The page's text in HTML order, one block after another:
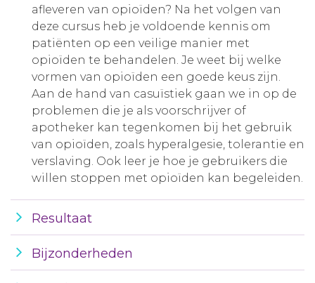
afleveren van opioïden? Na het volgen van
deze cursus heb je voldoende kennis om
patiënten op een veilige manier met
opioïden te behandelen. Je weet bij welke
vormen van opioïden een goede keus zijn.
Aan de hand van casuïstiek gaan we in op de
problemen die je als voorschrijver of
apotheker kan tegenkomen bij het gebruik
van opioïden, zoals hyperalgesie, tolerantie en
verslaving. Ook leer je hoe je gebruikers die
willen stoppen met opioïden kan begeleiden.
Resultaat
Bijzonderheden